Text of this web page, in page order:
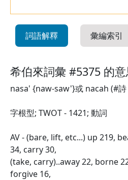
詞語解釋 彙編索引
希伯來詞彙 #5375 的
nasa' {naw-saw'}或 nacah (#
字根型; TWOT - 1421; 動詞
AV - (bare, lift, etc...) up 219,
34, carry 30,
(take, carry)..away 22, borne
forgive 16,